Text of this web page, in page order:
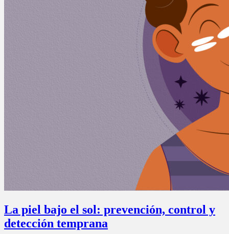
La piel bajo el sol: prevención, control y
detección temprana